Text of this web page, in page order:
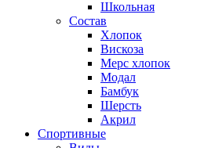
Школьная
Состав
Хлопок
Вискоза
Мерс хлопок
Модал
Бамбук
Шерсть
Акрил
Спортивные